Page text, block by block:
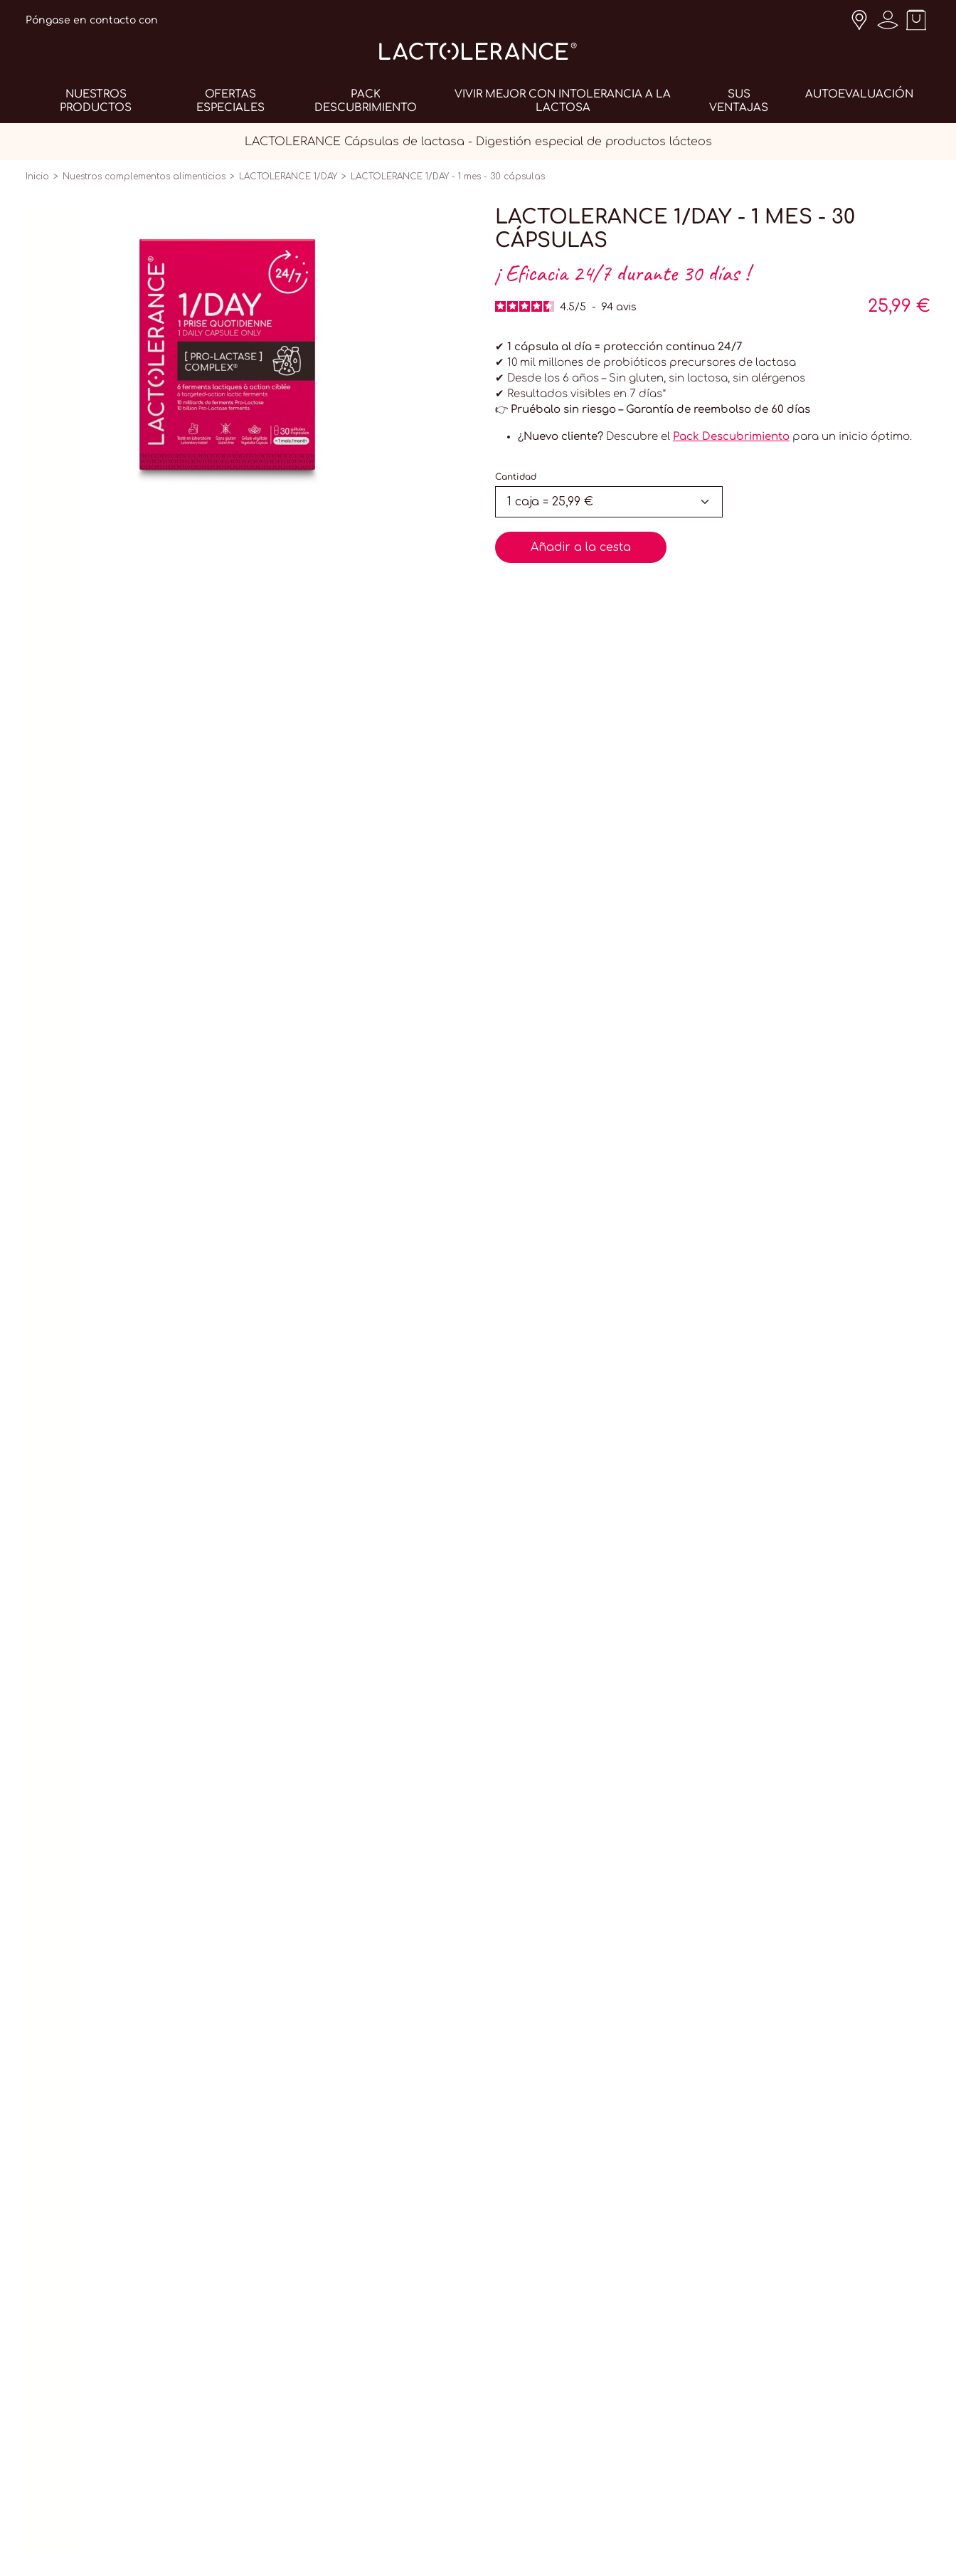
Póngase en contacto con
NUESTROS
PRODUCTOS
OFERTAS
ESPECIALES
PACK
DESCUBRIMIENTO
VIVIR MEJOR CON INTOLERANCIA A LA
LACTOSA
SUS
VENTAJAS
AUTOEVALUACIÓN
LACTOLERANCE Cápsulas de lactasa - Digestión especial de productos lácteos
Inicio Nuestros complementos alimenticios LACTOLERANCE 1/DAY LACTOLERANCE 1/DAY - 1 mes - 30 cápsulas
LACTOLERANCE 1/DAY - 1 MES - 30
CÁPSULAS
¡ Eficacia 24/7 durante 30 días !
4.5/5 - 94 avis 25,99 €
✔ 1 cápsula al día = protección continua 24/7
✔ 10 mil millones de probióticos precursores de lactasa
✔ Desde los 6 años – Sin gluten, sin lactosa, sin alérgenos
✔ Resultados visibles en 7 días*
👉 Pruébalo sin riesgo – Garantía de reembolso de 60 días
¿Nuevo cliente? Descubre el Pack Descubrimiento para un inicio óptimo.
Cantidad
Añadir a la cesta